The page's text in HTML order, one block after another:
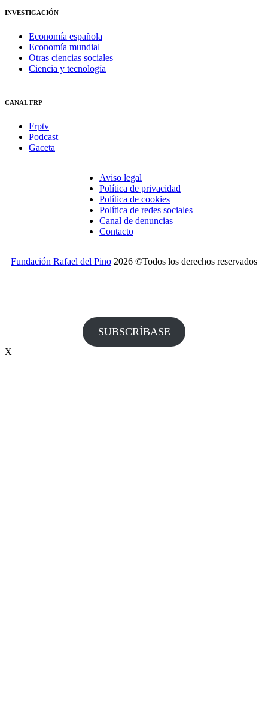
INVESTIGACIÓN
Economía española
Economía mundial
Otras ciencias sociales
Ciencia y tecnología
CANAL FRP
Frptv
Podcast
Gaceta
Aviso legal
Política de privacidad
Política de cookies
Política de redes sociales
Canal de denuncias
Contacto
Fundación Rafael del Pino 2026 ©Todos los derechos reservados
SUBSCRÍBASE
X